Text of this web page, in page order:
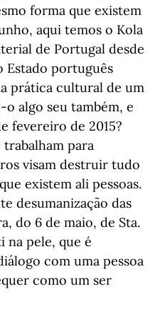
forma que existem
aqui temos o Kola
de Portugal desde
Estado português
prática cultural de um
algo seu também, e
fevereiro de 2015?
trabalham para
visam destruir tudo
existem ali pessoas.
desumanização das
do 6 de maio, de Sta.
na pele, que é
com uma pessoa
como um ser